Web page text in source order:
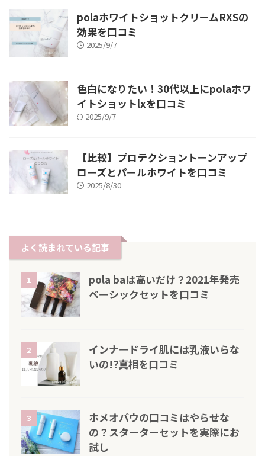
polaホワイトショットクリームRXSの
効果を口コミ
2025/9/7
色白になりたい！30代以上にpolaホワ
イトショットlxを口コミ
2025/9/7
【比較】プロテクショントーンアップ
ローズとパールホワイトを口コミ
2025/8/30
よく読まれている記事
1
pola baは高いだけ？2021年発売
ベーシックセットを口コミ
2
インナードライ肌には乳液いらな
いの!?真相を口コミ
3
ホメオバウの口コミはやらせな
の？スターターセットを実際にお
試し